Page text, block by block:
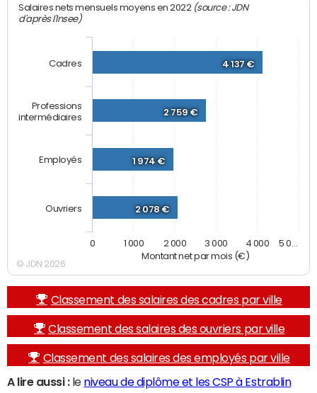
Montant net par mois (€)
Salaires nets mensuels moyens en 2022 (source : JDN
d'après l'Insee)
4 137 €
2 759 €
1 974 €
2 078 €
Cadres
Professions
intermédiaires
Employés
Ouvriers
0 1 000 2 000 3 000 4 000 5 0…
© JDN 2026
Classement des salaires des cadres par ville
Classement des salaires des ouvriers par ville
Classement des salaires des employés par ville
A lire aussi :le niveau de diplôme et les CSP à Estrablin